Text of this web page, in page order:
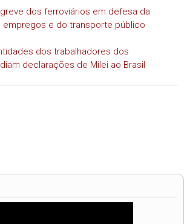
greve dos ferroviários em defesa da
empregos e do transporte público
dos trabalhadores dos
declarações de Milei ao Brasil